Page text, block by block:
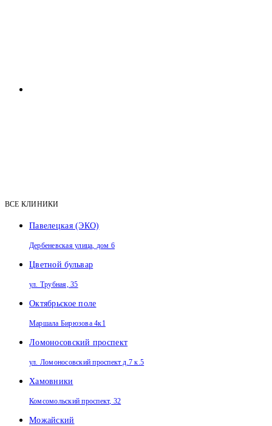
ВСЕ КЛИНИКИ
Павелецкая (ЭКО)
Дербеневская улица, дом 6
Цветной бульвар
ул. Трубная, 35
Октябрьское поле
Маршала Бирюзова 4к1
Ломоносовский проспект
ул. Ломоносовский проспект д.7 к.5
Хамовники
Комсомольский проспект, 32
Можайский